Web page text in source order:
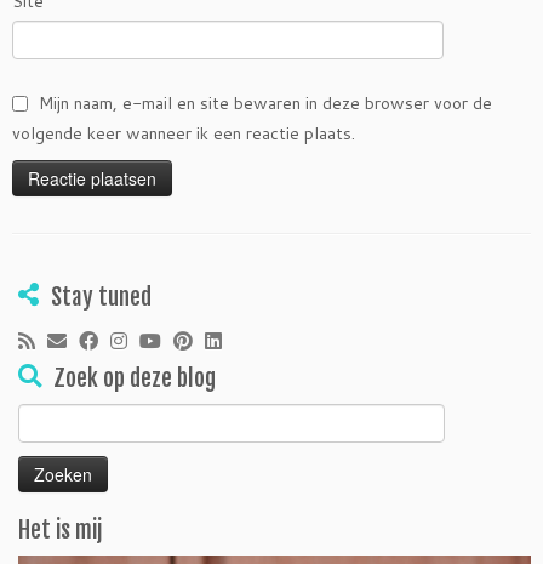
Mijn naam, e-mail en site bewaren in deze browser voor de
volgende keer wanneer ik een reactie plaats.
Stay tuned
Zoek op deze blog
Zoeken
naar:
Het is mij